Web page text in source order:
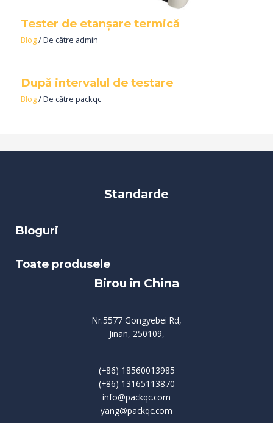
Tester de etanșare termică
Blog/ De către admin
După intervalul de testare
Blog/ De cătrepackqc
Standarde
Bloguri
Toate produsele
Birou în China
Nr.5577 Gongyebei Rd,
Jinan, 250109,
(+86) 18560013985
(+86) 13165113870
info@packqc.com
yang@packqc.com